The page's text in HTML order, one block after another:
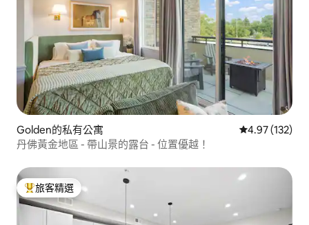
Golden的私有公寓 從 132 則評價
4.97 (132)
丹佛黃金地區 - 帶山景的露台 - 位置優越！
旅客精選榜首
旅客精選